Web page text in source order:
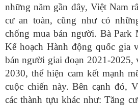
những năm gần đây, Việt Nam
cư an toàn, cũng như có
chống mua bán người. Bà Park
Kế hoạch Hành động quốc gia
bán người giai đoạn 2021-2025,
2030, thể hiện cam kết mạnh
cuộc chiến này. Bên cạnh đó,
các thành tựu khác như: Tăng